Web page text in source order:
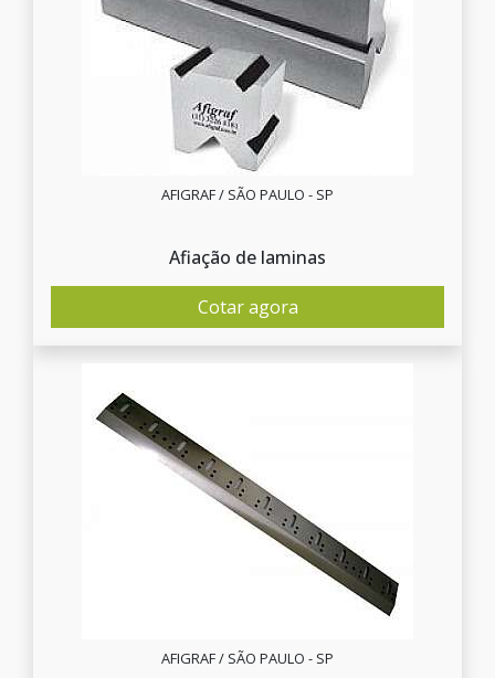
AFIGRAF / SÃO PAULO - SP
Afiação de laminas
Cotar agora
AFIGRAF / SÃO PAULO - SP